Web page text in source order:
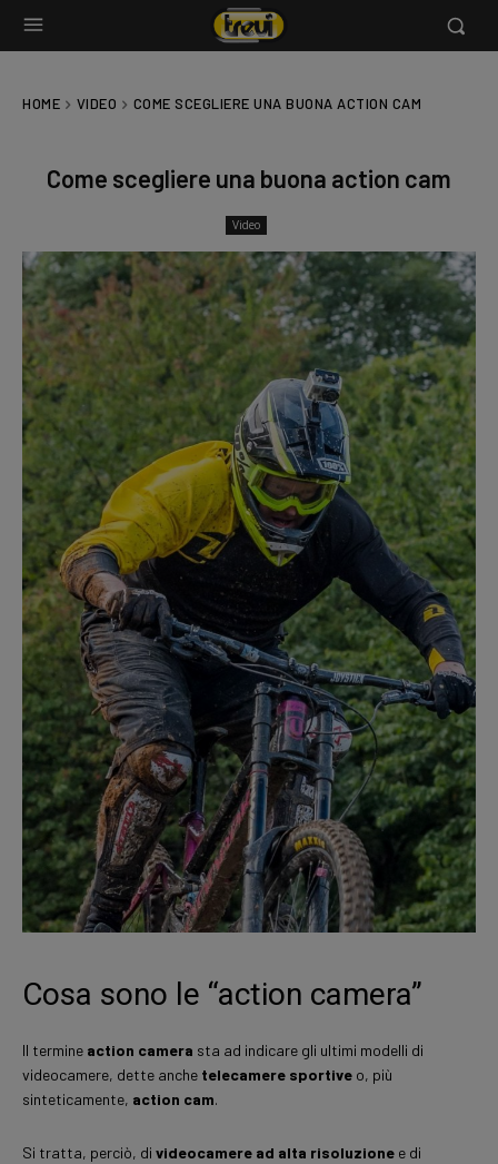
HOME VIDEO COME SCEGLIERE UNA BUONA ACTION CAM
Come scegliere una buona action cam
Video
Cosa sono le “action camera”
Il termine action camera sta ad indicare gli ultimi modelli di
videocamere, dette anche telecamere sportive o, più
sinteticamente, action cam.
Si tratta, perciò, di videocamere ad alta risoluzione e di